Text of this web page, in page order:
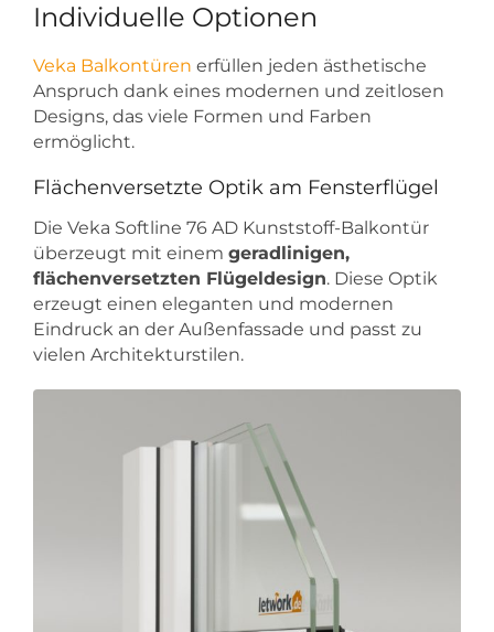
Individuelle Optionen
Veka Balkontüren erfüllen jeden ästhetische
Anspruch dank eines modernen und zeitlosen
Designs, das viele Formen und Farben
ermöglicht.
Flächenversetzte Optik am Fensterflügel
Die Veka Softline 76 AD Kunststoff-Balkontür
überzeugt mit einem geradlinigen,
flächenversetzten Flügeldesign. Diese Optik
erzeugt einen eleganten und modernen
Eindruck an der Außenfassade und passt zu
vielen Architekturstilen.